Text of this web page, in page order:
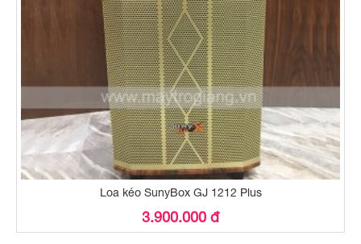
Loa kéo SunyBox GJ 1212 Plus
3.900.000 đ